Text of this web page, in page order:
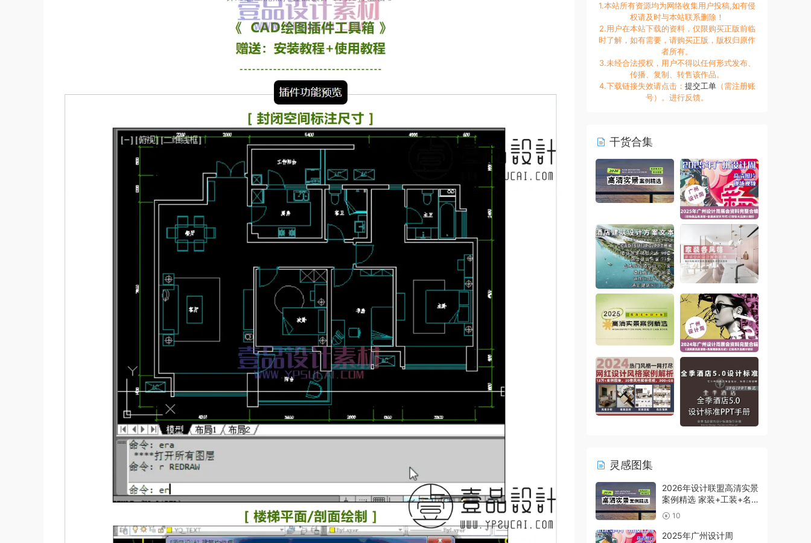
1.本站所有资源均为网络收集用户投稿,如有侵
权请及时与本站联系删除！
2.用户在本站下载的资料，仅限购买正版前临
时了解，如有需要，请购买正版，版权归原作
者所有。
3.未经合法授权，用户不得以任何形式发布、
传播、复制、转售该作品。
4.下载链接失效请点击： 提交工单（需注册账
号）。进行反馈。
干货合集
灵感图集
2026年设计联盟高清实景
案例精选 家装+工装+名
师及赠送
10
2025年广州设计周